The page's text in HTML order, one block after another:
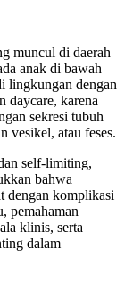
muncul di daerah
anak di bawah
lingkungan dengan
daycare, karena
sekresi tubuh
vesikel, atau feses.
self-limiting,
bahwa
dengan komplikasi
pemahaman
klinis, serta
dalam